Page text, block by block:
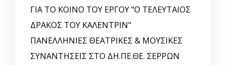
ΓΙΑ ΤΟ ΚΟΙΝΟ ΤΟΥ ΕΡΓΟΥ "Ο ΤΕΛΕΥΤΑΙΟΣ
ΔΡΑΚΟΣ ΤΟΥ ΚΑΛΕΝΤΡΙΝ"
ΠΑΝΕΛΛΗΝΙΕΣ ΘΕΑΤΡΙΚΕΣ & ΜΟΥΣΙΚΕΣ
ΣΥΝΑΝΤΗΣΕΙΣ ΣΤΟ ΔΗ.ΠΕ.ΘΕ. ΣΕΡΡΩΝ